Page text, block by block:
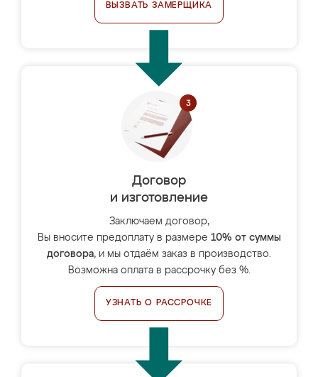
ВЫЗВАТЬ ЗАМЕРЩИКА
Договор
и изготовление
Заключаем договор,
Вы вносите предоплату в размере 10% от суммы
договора, и мы отдаём заказ в производство.
Возможна оплата в рассрочку без %.
УЗНАТЬ О РАССРОЧКЕ